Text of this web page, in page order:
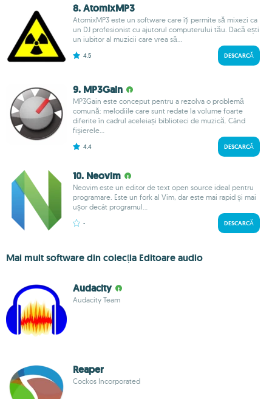
8. AtomixMP3
AtomixMP3 este un software care îți permite să mixezi ca
un DJ profesionist cu ajutorul computerului tău. Dacă ești
un iubitor al muzicii care vrea să...
4.5 DESCARCĂ
9. MP3Gain
MP3Gain este conceput pentru a rezolva o problemă
comună: melodiile care sunt redate la volume foarte
diferite în cadrul aceleiași biblioteci de muzică. Când
fișierele...
4.4 DESCARCĂ
10. Neovim
Neovim este un editor de text open source ideal pentru
programare. Este un fork al Vim, dar este mai rapid și mai
ușor decât programul...
- DESCARCĂ
Mai mult software din colecția Editoare audio
Audacity
Audacity Team
Reaper
Cockos Incorporated